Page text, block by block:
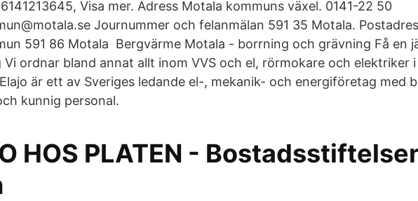
Visa mer. Adress Motala kommuns växel. 0141-22 50
Journummer och felanmälan 591 35 Motala.
591 86 Motala Bergvärme Motala - borrning och grävning Få en
Vi ordnar bland annat allt inom VVS och el, rörmokare och elektriker
är ett av Sveriges ledande el-, mekanik- och energiföretag med
kunnig personal.
HOS PLATEN -